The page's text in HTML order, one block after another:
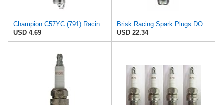
Champion C57YC (791) Racing Plug
USD 4.69
Brisk Racing Spark Plugs DOR08LGS Spark Plug Premium Racing
USD 22.34